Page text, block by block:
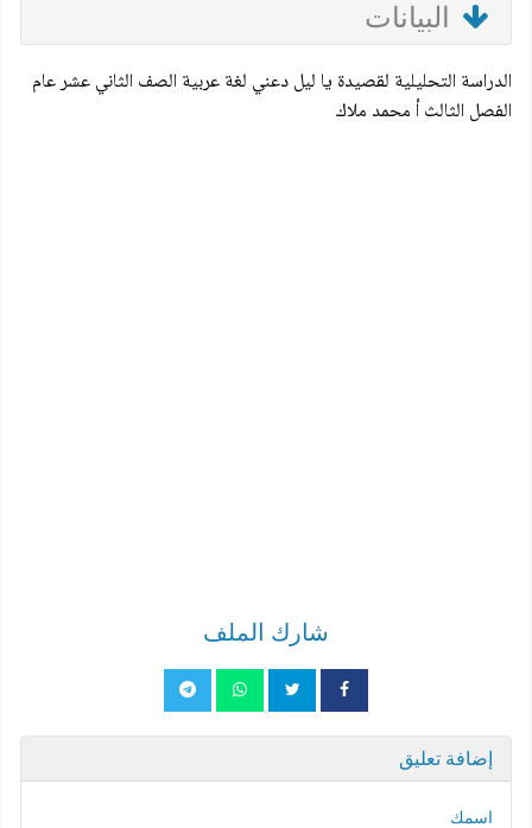
البيانات
الدراسة التحليلية لقصيدة يا ليل دعني لغة عربية الصف الثاني عشر عام
الفصل الثالث أ محمد ملاك
شارك الملف
إضافة تعليق
اسمك